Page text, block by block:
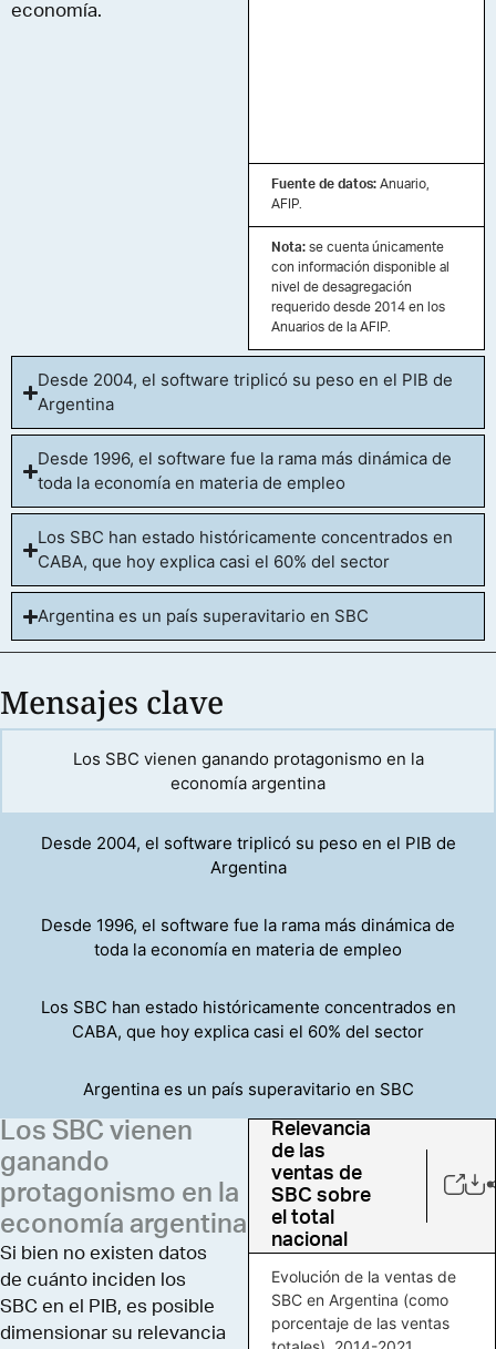
economía.
Fuente de datos: Anuario,
AFIP.
Nota: se cuenta únicamente
con información disponible al
nivel de desagregación
requerido desde 2014 en los
Anuarios de la AFIP.
Desde 2004, el software triplicó su peso en el PIB de
Argentina
Desde 1996, el software fue la rama más dinámica de
toda la economía en materia de empleo
Los SBC han estado históricamente concentrados en
CABA, que hoy explica casi el 60% del sector
Argentina es un país superavitario en SBC
Mensajes clave
Los SBC vienen ganando protagonismo en la
economía argentina
Desde 2004, el software triplicó su peso en el PIB de
Argentina
Desde 1996, el software fue la rama más dinámica de
toda la economía en materia de empleo
Los SBC han estado históricamente concentrados en
CABA, que hoy explica casi el 60% del sector
Argentina es un país superavitario en SBC
Los SBC vienen
ganando
protagonismo en la
economía argentina
Si bien no existen datos
de cuánto inciden los
SBC en el PIB, es posible
dimensionar su relevancia
Relevancia
de las
ventas de
SBC sobre
el total
nacional
Evolución de la ventas de
SBC en Argentina (como
porcentaje de las ventas